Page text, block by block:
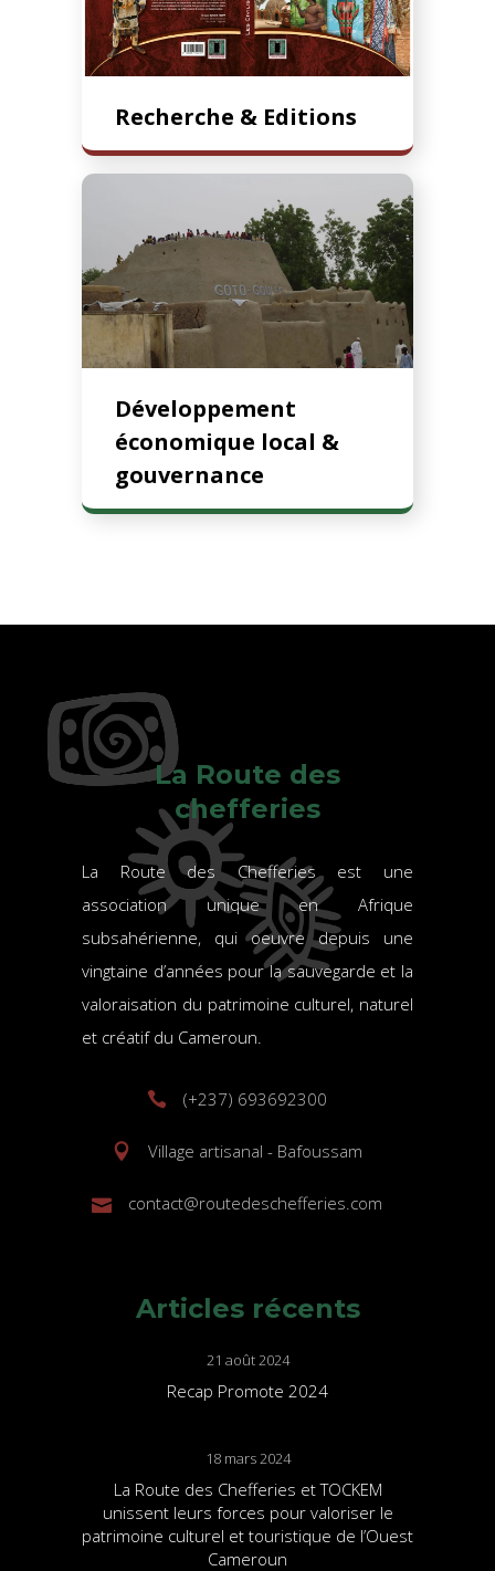
Recherche & Editions
Développement
économique local &
gouvernance
La Route des
chefferies
La Route des Chefferies est une
association unique en Afrique
subsahérienne, qui oeuvre depuis une
vingtaine d’années pour la sauvegarde et la
valoraisation du patrimoine culturel, naturel
et créatif du Cameroun.
(+237) 693692300
Village artisanal - Bafoussam
contact@routedeschefferies.com
Articles récents
21 août 2024
Recap Promote 2024
18 mars 2024
La Route des Chefferies et TOCKEM
unissent leurs forces pour valoriser le
patrimoine culturel et touristique de l’Ouest
Cameroun